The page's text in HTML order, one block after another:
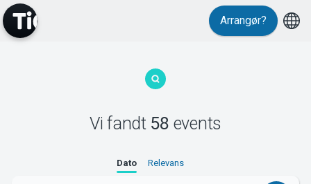
MyTickster
Arrangør?
Vi fandt 58 events
Dato Relevans